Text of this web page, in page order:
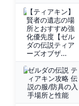
【ティアキン】
賢者の遺志の場
所とおすすめ強
化優先度【ゼル
ダの伝説ティア
ーズオブザ...
ゼルダの伝説 テ
ィアキン攻略 伝
説の服/防具の入
手場所と性能